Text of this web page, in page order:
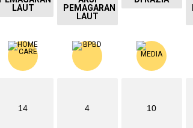
LAUT
PEMAGARAN
LAUT
14 4 10